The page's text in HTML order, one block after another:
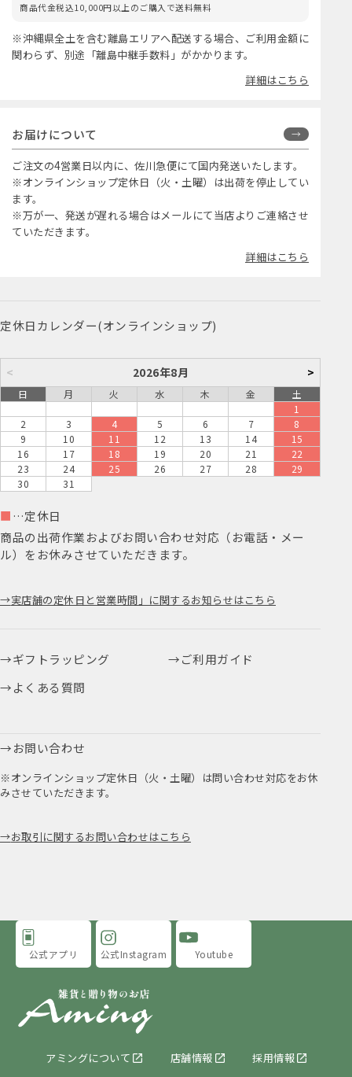
商品代金税込10,000円以上のご購入で送料無料
※沖縄県全土を含む離島エリアへ配送する場合、ご利用金額に
関わらず、別途「離島中継手数料」がかかります。
詳細はこちら
お届けについて
ご注文の4営業日以内に、佐川急便にて国内発送いたします。
※オンラインショップ定休日（火・土曜）は出荷を停止してい
ます。
※万が一、発送が遅れる場合はメールにて当店よりご連絡させ
ていただきます。
詳細はこちら
定休日カレンダー(オンラインショップ)
< 2026年8月 >
日 月 火 水 木 金
土
1
2
3 4 5 6 7
8
9
10 11 12 13 14
15
16
17 18 19 20 21
22
23
24 25 26 27 28
29
30
31
■ …定休日
商品の出荷作業およびお問い合わせ対応（お電話・メー
ル）をお休みさせていただきます。
実店舗の定休日と営業時間」に関するお知らせはこちら
ギフトラッピング
ご利用ガイド
よくある質問
お問い合わせ
※オンラインショップ定休日（火・土曜）は問い合わせ対応をお休
みさせていただきます。
お取引に関するお問い合わせはこちら
アミングについて 店舗情報 採用情報
公式アプリ 公式Instagram Youtube